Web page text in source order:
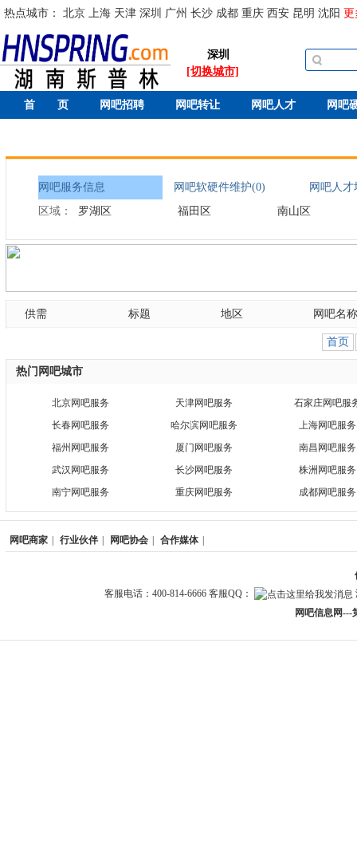
热点城市： 北京 上海 天津 深圳 广州 长沙 成都 重庆 西安 昆明 沈阳 更
深圳
[切换城市]
首 页 网吧招聘 网吧转让 网吧人才 网吧
网吧服务信息 网吧软硬件维护(0)
网吧人
区域：
罗湖区 福田区 南山区
供需 标题 地区 网吧名称
首页
热门网吧城市
北京网吧服务 天津网吧服务
石家庄网吧服
长春网吧服务
哈尔滨网吧服务
上海网吧服务
福州网吧服务
厦门网吧服务
南昌网吧服务
武汉网吧服务
长沙网吧服务
株洲网吧服务
南宁网吧服务
重庆网吧服务 成都网吧服务
网吧商家 行业伙伴 网吧协会 合作媒体
客服电话：400-814-6666 客服QQ：
网吧信息网---